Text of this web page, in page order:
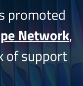
promoted
Network,
of support